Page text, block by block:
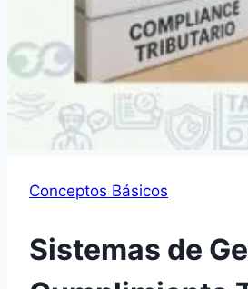
Conceptos Básicos
Sistemas de